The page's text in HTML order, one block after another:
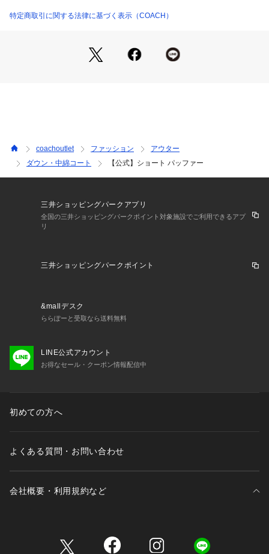
裄丈86cm
・ サイズL：肩幅56cm、身幅65cm、着丈64cm、袖丈61cm、
ます。
※ご使用のパソコンやスマートフォンの画面設定や機種により
実際のカラーと異なって見える場合がございます。
【COACHについて】コーチは80年以上の歴史を誇るライフス
タイルブランドです。ジェンダーレスに使えるデザインも豊富
に揃えており、バッグ、財布、革小物、シューズ、ウェア、な
特定商取引に関する法律に基づく表示（COACH）
coachoutlet ファッション
アウター
ダウン・中綿コート
【公式】ショート パッファー
三井ショッピングパークアプリ
全国の三井ショッピングパークポイント対象施設でご利用できるアプ
リ
三井ショッピングパークポイント
&mallデスク
ららぽーと受取なら送料無料
LINE公式アカウント
お得なセール・クーポン情報配信中
初めての方へ
よくある質問・お問い合わせ
会社概要・利用規約など